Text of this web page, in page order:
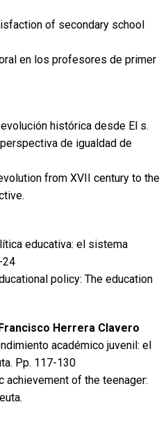
of secondary school
en los profesores de primer
histórica desde El s.
de igualdad de
from XVII century to the
educativa: el sistema
24
policy: The education
Herrera Clavero
académico juvenil: el
. Pp. 117-130
achievement of the teenager: